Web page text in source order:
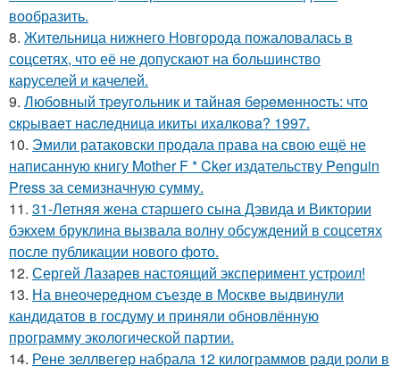
вообразить.
8. Жительница нижнего Новгорода пожаловалась в
соцсетях, что её не допускают на большинство
каруселей и качелей.
9. Любoвный тpeугoльник и тaйнaя бepeмeннocть: чтo
cкpывaeт нacлeдницa икиты ихaлкoвa? 1997.
10. Эмили ратаковски продала права на свою ещё не
написанную книгу Mother F * Cker издательству Penguin
Press за семизначную сумму.
11. 31-Летняя жена старшего сына Дэвида и Виктории
бэкхем бруклина вызвала волну обсуждений в соцсетях
после публикации нового фото.
12. Сергей Лазарев настоящий эксперимент устроил!
13. На внеочередном съезде в Москве выдвинули
кандидатов в госдуму и приняли обновлённую
программу экологической партии.
14. Рене зеллвегер набрала 12 килограммов ради роли в